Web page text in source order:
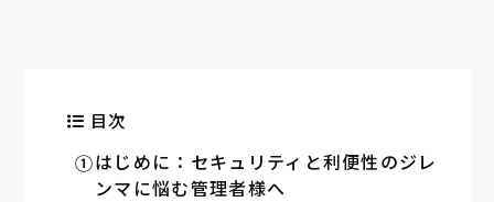
目次
はじめに：セキュリティと利便性のジレ
ンマに悩む管理者様へ